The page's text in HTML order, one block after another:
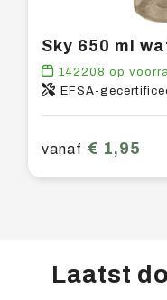
142208 op
EFSA-gecertificeerd
vanaf € 1,95
Laatst